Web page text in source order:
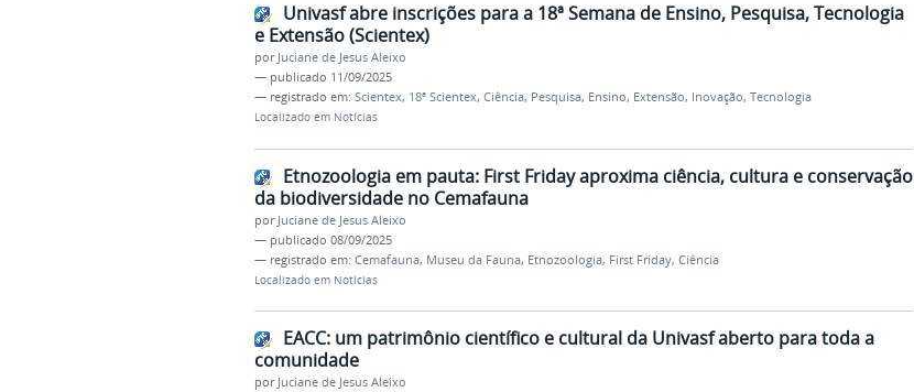
Univasf abre inscrições para a 18ª Semana de Ensino, Pesquisa, Tecnologia
e Extensão (Scientex)
por Juciane de Jesus Aleixo
— publicado 11/09/2025
— registrado em: Scientex, 18ª Scientex, Ciência, Pesquisa, Ensino, Extensão, Inovação, Tecnologia
Localizado em Notícias
Etnozoologia em pauta: First Friday aproxima ciência, cultura e conservação
da biodiversidade no Cemafauna
por Juciane de Jesus Aleixo
— publicado 08/09/2025
— registrado em: Cemafauna, Museu da Fauna, Etnozoologia, First Friday, Ciência
Localizado em Notícias
EACC: um patrimônio científico e cultural da Univasf aberto para toda a
comunidade
por Juciane de Jesus Aleixo